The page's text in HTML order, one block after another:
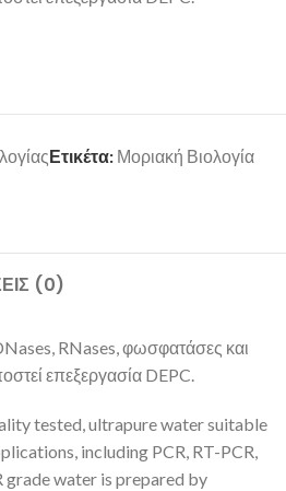
Ετικέτα: Μοριακή Βιολογία
(0)
RNases, φωσφατάσες και
επεξεργασία DEPC.
tested, ultrapure water suitable
including PCR, RT-PCR,
grade water is prepared by